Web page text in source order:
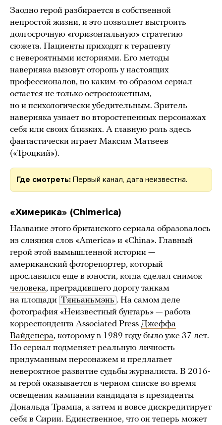
Заодно герой разбирается в собственной
непростой жизни, и это позволяет выстроить
долгосрочную «горизонтальную» стратегию
сюжета. Пациенты приходят к терапевту
с невероятными историями. Его методы
наверняка вызовут оторопь у настоящих
профессионалов, но каким-то образом сериал
остается не только остросюжетным,
но и психологически убедительным. Зритель
наверняка узнает во второстепенных персонажах
себя или своих близких. А главную роль здесь
фантастически играет Максим Матвеев
(«Троцкий»).
Где смотреть: Первый канал, дата неизвестна.
«Химерика» (Chimerica)
Название этого британского сериала образовалось
из слияния слов «America» и «China». Главный
герой этой вымышленной истории —
американский фоторепортер, который
прославился еще в юности, когда сделал снимок
человека, преградившего дорогу танкам
на площади Тяньаньмэнь . На самом деле
фотография «Неизвестный бунтарь» — работа
корреспондента Associated Press Джеффа
Вайденера, которому в 1989 году было уже 37 лет.
Но сериал подменяет реальную личность
придуманным персонажем и предлагает
невероятное развитие судьбы журналиста. В 2016-
м герой оказывается в черном списке во время
освещения кампании кандидата в президенты
Дональда Трампа, а затем и вовсе дискредитирует
себя в Сирии. Единственное, что он теперь может